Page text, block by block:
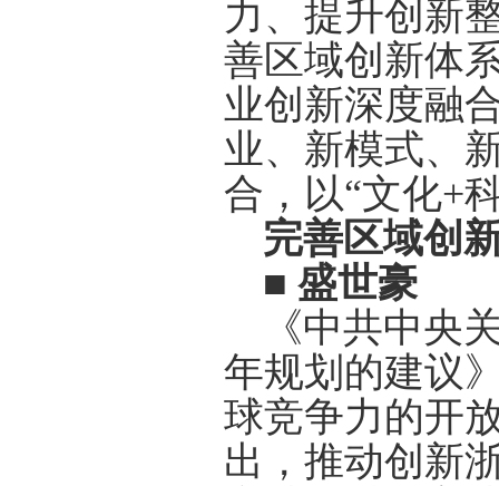
力、提升创新
善区域创新体
业创新深度融
业、新模式、
合，以“文化+
完善区域创
■ 盛世豪
《中共中央
年规划的建议
球竞争力的开
出，推动创新